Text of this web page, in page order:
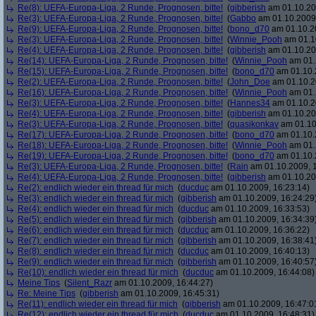
Re(8): UEFA-Europa-Liga, 2 Runde, Prognosen, bitte! (gibberish am
Re(3): UEFA-Europa-Liga, 2 Runde, Prognosen, bitte! (Gabbo am
Re(9): UEFA-Europa-Liga, 2 Runde, Prognosen, bitte! (bono_d70 am
Re(3): UEFA-Europa-Liga, 2 Runde, Prognosen, bitte! (Winnie_Pooh am
Re(4): UEFA-Europa-Liga, 2 Runde, Prognosen, bitte! (gibberish am
Re(14): UEFA-Europa-Liga, 2 Runde, Prognosen, bitte! (Winnie_Pooh am
Re(15): UEFA-Europa-Liga, 2 Runde, Prognosen, bitte! (bono_d70 am
Re(2): UEFA-Europa-Liga, 2 Runde, Prognosen, bitte! (John_Doe am
Re(16): UEFA-Europa-Liga, 2 Runde, Prognosen, bitte! (Winnie_Pooh am
Re(3): UEFA-Europa-Liga, 2 Runde, Prognosen, bitte! (Hannes34 am
Re(4): UEFA-Europa-Liga, 2 Runde, Prognosen, bitte! (gibberish am
Re(3): UEFA-Europa-Liga, 2 Runde, Prognosen, bitte! (quasikonkav am
Re(17): UEFA-Europa-Liga, 2 Runde, Prognosen, bitte! (bono_d70 am
Re(18): UEFA-Europa-Liga, 2 Runde, Prognosen, bitte! (Winnie_Pooh am
Re(19): UEFA-Europa-Liga, 2 Runde, Prognosen, bitte! (bono_d70 am
Re(3): UEFA-Europa-Liga, 2 Runde, Prognosen, bitte! (Rain am 01.10.2009,
Re(4): UEFA-Europa-Liga, 2 Runde, Prognosen, bitte! (gibberish am
Re(2): endlich wieder ein thread für mich (ducduc am 01.10.2009, 16:23:14)
Re(3): endlich wieder ein thread für mich (gibberish am 01.10.2009,
Re(4): endlich wieder ein thread für mich (ducduc am 01.10.2009, 16:33:53)
Re(5): endlich wieder ein thread für mich (gibberish am 01.10.2009,
Re(6): endlich wieder ein thread für mich (ducduc am 01.10.2009, 16:36:22)
Re(7): endlich wieder ein thread für mich (gibberish am 01.10.2009,
Re(8): endlich wieder ein thread für mich (ducduc am 01.10.2009, 16:40:13)
Re(9): endlich wieder ein thread für mich (gibberish am 01.10.2009,
Re(10): endlich wieder ein thread für mich (ducduc am 01.10.2009, 16:44:08)
Meine Tips (Silent_Razr am 01.10.2009, 16:44:27)
Re: Meine Tips (gibberish am 01.10.2009, 16:45:31)
Re(11): endlich wieder ein thread für mich (gibberish am 01.10.2009,